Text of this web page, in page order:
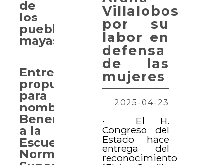
Villalobos
por su
labor en
defensa
de las
mujeres
2025-04-23
• El H.
Congreso del
Estado hace
entrega del
reconocimiento
de
los
pueblos
mayas
Entregan
propuesta
para
nombrar
Benemérita
a la
Escuela
Normal